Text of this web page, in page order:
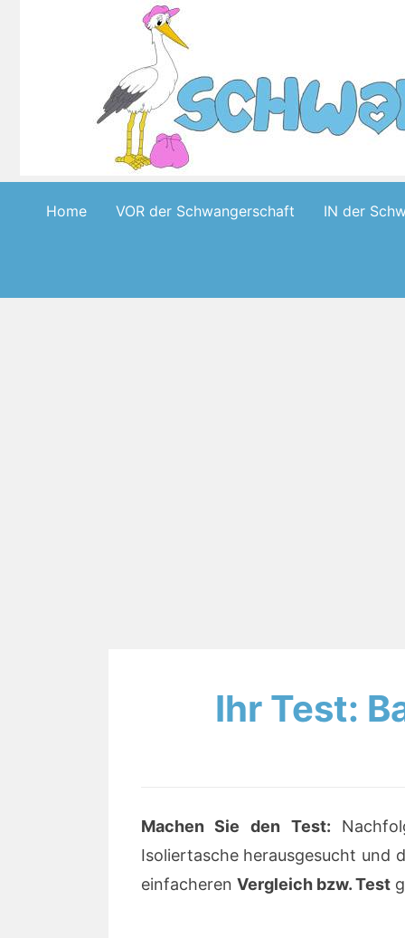
Home VOR der Schwangerschaft IN der
Ihr Test:
Machen Sie den Test:
Isoliertasche herausgesucht und
einfacheren Vergleich bzw. Test